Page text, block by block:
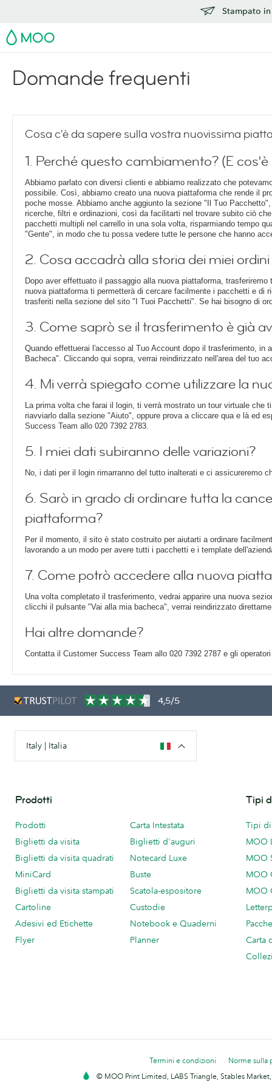
Stampato
MOO
Domande frequenti
Cosa c'è da sapere sulla vostra nuovissima
1. Perché questo cambiamento? (E
Abbiamo parlato con diversi clienti e abbiamo realizzato che
possibile. Così, abbiamo creato una nuova piattaforma che rende il
poche mosse. Abbiamo anche aggiunto la sezione "Il Tuo
ricerche, filtri e ordinazioni, così da facilitarti nel trovare subito ciò
pacchetti multipli nel carrello in una sola volta, risparmiando tempo
"Gente", in modo che tu possa vedere tutte le persone che hanno
2. Cosa accadrà alla storia dei miei
Dopo aver effettuato il passaggio alla nuova piattaforma,
nuova piattaforma ti permetterà di cercare facilmente i pacchetti e di
trasferiti nella sezione del sito "I Tuoi Pacchetti". Se hai bisogno di
3. Come saprò se il trasferimento è già
Quando effettuerai l'accesso al Tuo Account dopo il trasferimento, in
Bacheca". Cliccando qui sopra, verrai reindirizzato nell'area del tuo
4. Mi verrà spiegato come utilizzare la
La prima volta che farai il login, ti verrà mostrato un tour virtuale che
riavviarlo dalla sezione "Aiuto", oppure prova a cliccare qua e là ed
Success Team allo 020 7392 2783.
5. I miei dati subiranno delle variazioni?
No, i dati per il login rimarranno del tutto inalterati e ci assicureremo
6. Sarò in grado di ordinare tutta la
piattaforma?
Per il momento, il sito è stato costruito per aiutarti a ordinare
lavorando a un modo per avere tutti i pacchetti e i template
7. Come potrò accedere alla nuova
Una volta completato il trasferimento, vedrai apparire una nuova
clicchi il pulsante "Vai alla mia bacheca", verrai reindirizzato
Hai altre domande?
Contatta il Customer Success Team allo 020 7392 2787 e gli
4,5/5
Italy | Italia
Prodotti
Prodotti
Biglietti da visita
Biglietti da visita quadrati
MiniCard
Biglietti da visita stampati
Cartoline
Adesivi ed Etichette
Flyer
Carta Intestata
Biglietti d'auguri
Notecard Luxe
Buste
Scatola-espositore
Custodie
Notebook e Quaderni
Planner
Tipi
Tipi
MOO
MOO
MOO
MOO
Carta
Termini e condizioni
Norme sulla
© MOO Print Limited, LABS Triangle, Stables